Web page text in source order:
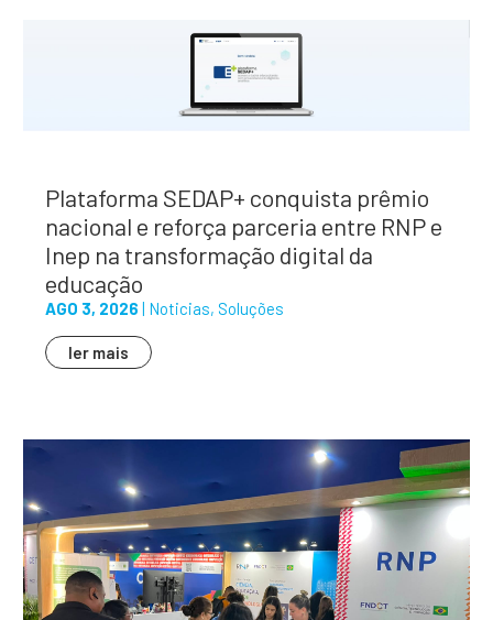
Plataforma SEDAP+ conquista prêmio
nacional e reforça parceria entre RNP e
Inep na transformação digital da
educação
AGO 3, 2026 Noticias, Soluções
ler mais